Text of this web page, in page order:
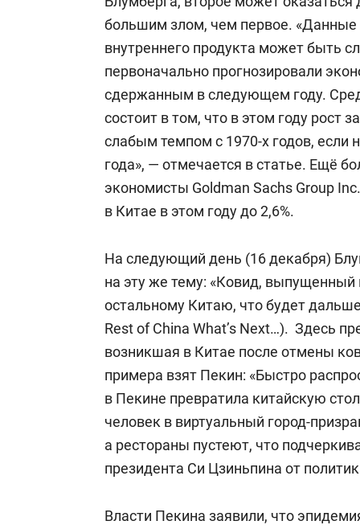
большим злом, чем первое. «Данные
внутреннего продукта может быть
первоначально прогнозировали
сдержанным в следующем году.
состоит в том, что в этом году рост
слабым темпом с 1970-х годов, если
года», — отмечается в статье. Ещё
экономисты Goldman Sachs Group
в Китае в этом году до 2,6%.
На следующий день (16 декабря)
на эту же тему: «Ковид,
остальному Китаю, что будет
Rest of China What’s Next…). Здесь
возникшая в Китае после отмены
примера взят Пекин: «Быстро
в Пекине превратила китайскую
человек в виртуальный город-
а рестораны пустеют, что
президента Си Цзиньпина от
Власти Пекина заявили, что